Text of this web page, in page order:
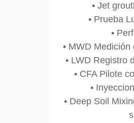
• Jet
• Prueba
•
• MWD
• LWD Registro
• CFA Pilote
•
• Deep Soil